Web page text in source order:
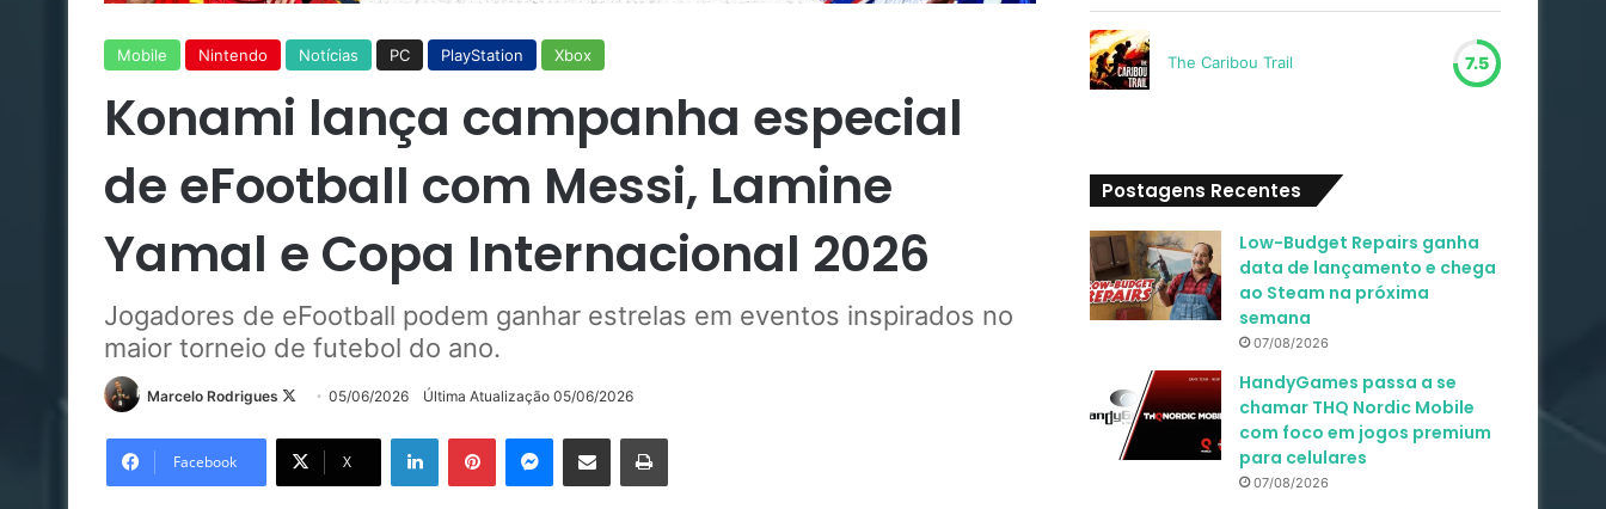
Mobile Nintendo Notícias PC PlayStation Xbox
Konami lança campanha especial
de eFootball com Messi, Lamine
Yamal e Copa Internacional 2026
Jogadores de eFootball podem ganhar estrelas em eventos inspirados no
maior torneio de futebol do ano.
Marcelo Rodrigues
Follow
X
05/06/2026 Última Atualização 05/06/2026
Facebook X
LinkedinPinterestMessenger
Compartilhar via e-mail Imprimir
The Caribou Trail 7.5
Postagens Recentes
Low-Budget Repairs ganha
data de lançamento e chega
ao Steam na próxima
semana
07/08/2026
HandyGames passa a se
chamar THQ Nordic Mobile
com foco em jogos premium
para celulares
07/08/2026